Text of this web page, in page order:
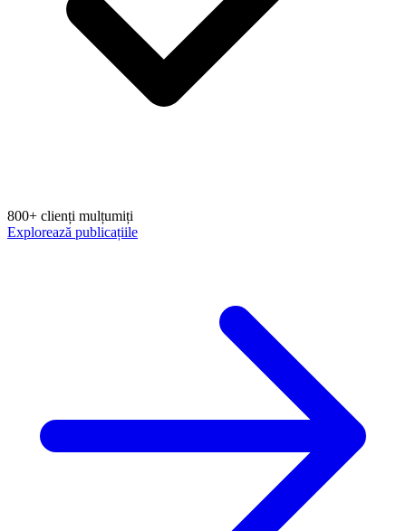
800+ clienți mulțumiți
Explorează publicațiile